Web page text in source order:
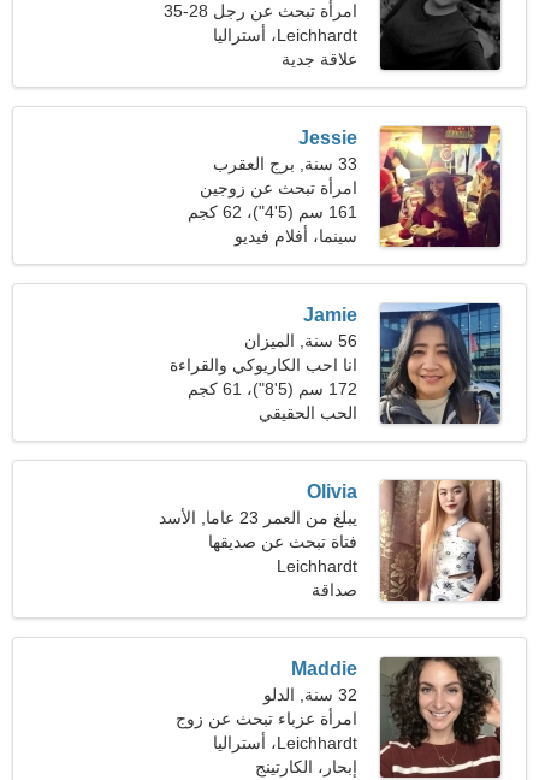
امرأة تبحث عن رجل 28-35
Leichhardt، أستراليا
علاقة جدية
Jessie
33 سنة, برج العقرب
امرأة تبحث عن زوجين
161 سم (5'4")، 62 كجم
(136 رطلا)
سينما، أفلام فيديو
Jamie
56 سنة, الميزان
انا احب الكاريوكي والقراءة
172 سم (5'8")، 61 كجم
(134 رطلا)
الحب الحقيقي
Olivia
يبلغ من العمر 23 عاما, الأسد
فتاة تبحث عن صديقها
Leichhardt
صداقة
Maddie
32 سنة, الدلو
امرأة عزباء تبحث عن زوج
35-39
Leichhardt، أستراليا
إبحار، الكارتينج